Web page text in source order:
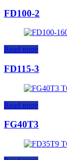
FD100-2
Read more
FD115-3
Read more
FG40T3